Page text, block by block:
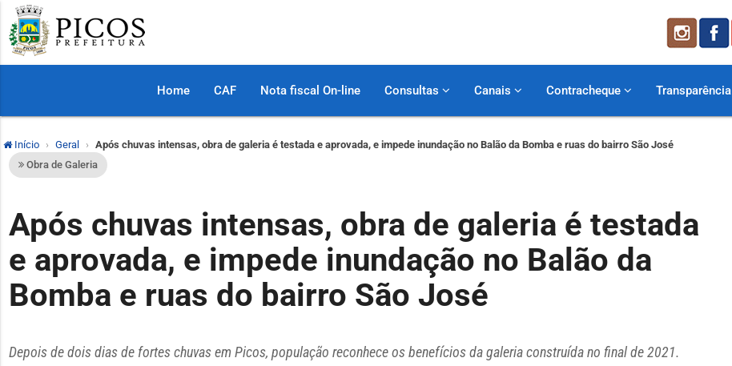
Home CAF Nota fiscal On-line Consultas Canais Contracheque Transparência
Início Geral
Após chuvas intensas, obra de galeria é testada e aprovada, e impede inundação no Balão da Bomba e ruas do bairro São José
Obra de Galeria
Após chuvas intensas, obra de galeria é testada
e aprovada, e impede inundação no Balão da
Bomba e ruas do bairro São José
Depois de dois dias de fortes chuvas em Picos, população reconhece os benefícios da galeria construída no final de 2021.